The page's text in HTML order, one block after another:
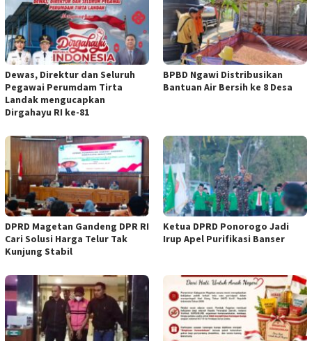
Dewas, Direktur dan Seluruh
Pegawai Perumdam Tirta
Landak mengucapkan
Dirgahayu RI ke-81
BPBD Ngawi Distribusikan
Bantuan Air Bersih ke 8 Desa
DPRD Magetan Gandeng DPR RI
Cari Solusi Harga Telur Tak
Kunjung Stabil
Ketua DPRD Ponorogo Jadi
Irup Apel Purifikasi Banser